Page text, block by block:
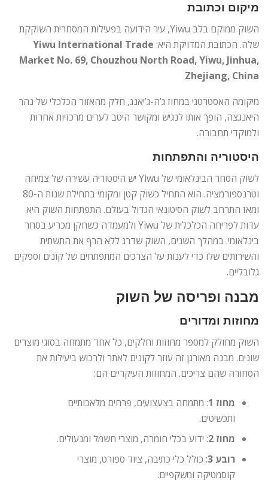
מיקום וכתובת
השוק ממוקם בלב Yiwu, עיר הידועה בפעילות המסחרית השוקקת
שלה. הכתובת המדויקת היא: Yiwu International Trade
Market No. 69, Chouzhou North Road, Yiwu, Jinhua,
Zhejiang, China
מיקומה האסטרטגי במחוז ג’ה-ג’יאנג, חלק מהאזור הכלכלי של נהר
היאנגצה, הופך אותו לנגיש ומקושר היטב לערים מרכזיות אחרות
ולמוקדי תחבורה.
היסטוריה והתפתחות
לשוק הסחר הבינלאומי של Yiwu יש היסטוריה עשירה של צמיחה
וטרנספורמציה. הוא התחיל כשוק קטן ומקומי בתחילת שנות ה-80
ומאז התרחב לשוק הסיטונאי הגדול בעולם. התפתחות השוק היא
עדות לפריחה הכלכלית של Yiwu ולמעמדה כשחקן מכריע בסחר
בינלאומי. במהלך השנים, השוק שדרג ללא הרף את התשתית
והשירותים שלו כדי לענות על הצרכים המתפתחים של קונים וספקים
גלובליים.
מבנה ופריסה של השוק
מחוזות ומדורים
השוק מחולק למספר מחוזות וחלקים, כל אחד מתמחה בסוגי מוצרים
שונים. מבנה מאורגן זה עוזר לקונים לאתר ולרכוש ביעילות את
הסחורה שהם צריכים. המחוזות העיקריים הם:
מחוז 1
: מתמחה בצעצועים, פרחים מלאכותיים
ותכשיטים.
מחוז 2
: ידוע בכלי חומרה, מוצרי חשמל ומנעולים.
רובע 3
: כולל כלי כתיבה, ציוד ספורט, מוצרי
קוסמטיקה ומשקפיים.